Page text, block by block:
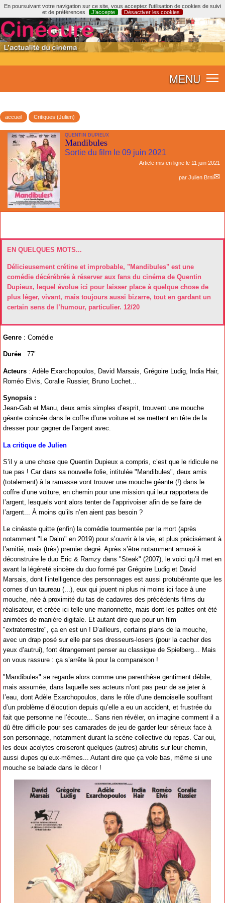
En poursuivant votre navigation sur ce site, vous acceptez l’utilisation de cookies de suivi
et de préférences
J’accepte Désactiver les cookies
MENU
accueil Critiques (Julien)
QUENTIN DUPIEUX
Mandibules
Sortie du film le 09 juin 2021
Article mis en ligne le 11 juin 2021
par Julien Brnl
EN QUELQUES MOTS...
Délicieusement crétine et improbable, "Mandibules" est une
comédie décérébrée à réserver aux fans du cinéma de Quentin
Dupieux, lequel évolue ici pour laisser place à quelque chose de
plus léger, vivant, mais toujours aussi bizarre, tout en gardant un
certain sens de l’humour, particulier. 12/20
Genre : Comédie
Durée : 77’
Acteurs : Adèle Exarchopoulos, David Marsais, Grégoire Ludig, India Hair,
Roméo Elvis, Coralie Russier, Bruno Lochet...
Synopsis :
Jean-Gab et Manu, deux amis simples d’esprit, trouvent une mouche
géante coincée dans le coffre d’une voiture et se mettent en tête de la
dresser pour gagner de l’argent avec.
La critique de Julien
S’il y a une chose que Quentin Dupieux a compris, c’est que le ridicule ne
tue pas ! Car dans sa nouvelle folie, intitulée "Mandibules", deux amis
(totalement) à la ramasse vont trouver une mouche géante (!) dans le
coffre d’une voiture, en chemin pour une mission qui leur rapportera de
l’argent, lesquels vont alors tenter de l’apprivoiser afin de se faire de
l’argent... À moins qu’ils n’en aient pas besoin ?
Le cinéaste quitte (enfin) la comédie tourmentée par la mort (après
notamment "Le Daim" en 2019) pour s’ouvrir à la vie, et plus précisément à
l’amitié, mais (très) premier degré. Après s’être notamment amusé à
déconstruire le duo Eric & Ramzy dans "Steak" (2007), le voici qu’il met en
avant la légèreté sincère du duo formé par Grégoire Ludig et David
Marsais, dont l’intelligence des personnages est aussi protubérante que les
cornes d’un taureau (...), eux qui jouent ni plus ni moins ici face à une
mouche, née à proximité du tas de cadavres des précédents films du
réalisateur, et créée ici telle une marionnette, mais dont les pattes ont été
animées de manière digitale. Et autant dire que pour un film
"extraterrestre", ça en est un ! D’ailleurs, certains plans de la mouche,
avec un drap posé sur elle par ses dresseurs-losers (pour la cacher des
yeux d’autrui), font étrangement penser au classique de Spielberg... Mais
on vous rassure : ça s’arrête là pour la comparaison !
"Mandibules" se regarde alors comme une parenthèse gentiment débile,
mais assumée, dans laquelle ses acteurs n’ont pas peur de se jeter à
l’eau, dont Adèle Exarchopoulos, dans le rôle d’une demoiselle souffrant
d’un problème d’élocution depuis qu’elle a eu un accident, et frustrée du
fait que personne ne l’écoute... Sans rien révéler, on imagine comment il a
dû être difficile pour ses camarades de jeu de garder leur sérieux face à
son personnage, notamment durant la scène collective du repas. Car oui,
les deux acolytes croiseront quelques (autres) abrutis sur leur chemin,
aussi dupes qu’eux-mêmes... Autant dire que ça vole bas, même si une
mouche se balade dans le décor !